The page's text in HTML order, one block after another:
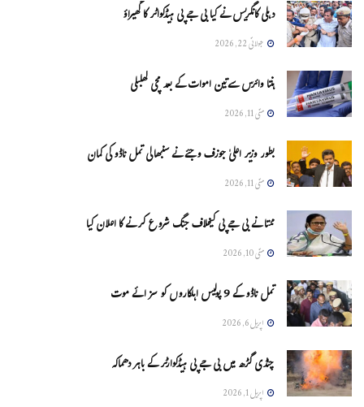
دہلی کانگریس نے کیا بی جے پی ہیڈکواٹر کا گھیراؤ
جولائی 22, 2026
ہنتا وائرس سےتین اموات کے بعد مچی کھلبلی
مئی 11, 2026
بطور وزیر اعلیٰ جوزف وجئے نے سنبھالی تمل ناڈو کی کمان
مئی 11, 2026
ممتا نے بی جے پی کیخلاف جنگ شروع کرنے کا اعلان کیا
مئی 10, 2026
تمل ناڈو کے 9 پولیس اہلکاروں کو سزائے موت
اپریل 6, 2026
چنڈی گڑھ میں بی جے پی ہیڈکوارٹر کے باہر دھماکہ
اپریل 1, 2026